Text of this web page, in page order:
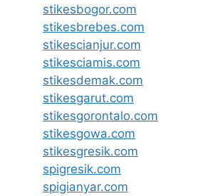
stikesbogor.com
stikesbrebes.com
stikescianjur.com
stikesciamis.com
stikesdemak.com
stikesgarut.com
stikesgorontalo.com
stikesgowa.com
stikesgresik.com
spigresik.com
spigianyar.com